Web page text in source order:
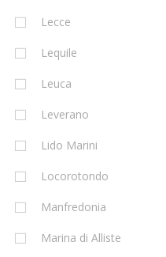
Lecce
Lequile
Leuca
Leverano
Lido Marini
Locorotondo
Manfredonia
Marina di Alliste